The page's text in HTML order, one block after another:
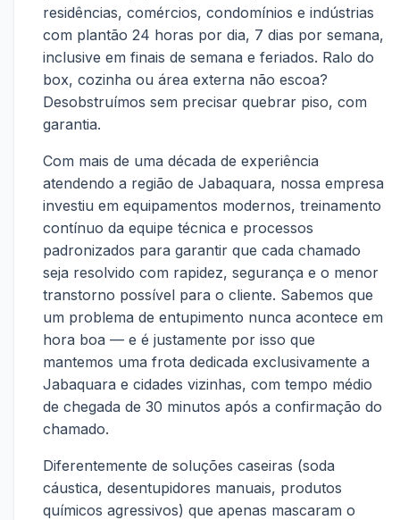
residências, comércios, condomínios e indústrias
com plantão 24 horas por dia, 7 dias por semana,
inclusive em finais de semana e feriados. Ralo do
box, cozinha ou área externa não escoa?
Desobstruímos sem precisar quebrar piso, com
garantia.
Com mais de uma década de experiência
atendendo a região de Jabaquara, nossa empresa
investiu em equipamentos modernos, treinamento
contínuo da equipe técnica e processos
padronizados para garantir que cada chamado
seja resolvido com rapidez, segurança e o menor
transtorno possível para o cliente. Sabemos que
um problema de entupimento nunca acontece em
hora boa — e é justamente por isso que
mantemos uma frota dedicada exclusivamente a
Jabaquara e cidades vizinhas, com tempo médio
de chegada de 30 minutos após a confirmação do
chamado.
Diferentemente de soluções caseiras (soda
cáustica, desentupidores manuais, produtos
químicos agressivos) que apenas mascaram o